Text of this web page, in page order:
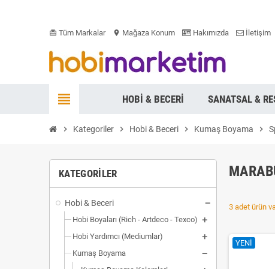
card_giftcard Tüm Markalar location_on Mağaza Konum Hakımızda İletişim
view_headline HOBI & BECERI SANATSAL &
chevron_right Kategoriler chevron_right Hobi & Beceri chevron_right Kumaş Boyama chevron_right
KATEGORILER
Hobi & Beceri
Hobi Boyaları (Rich - Artdeco - Texco)
Hobi Yardımcı (Mediumlar)
Kumaş Boyama
3 adet ürün
YENI